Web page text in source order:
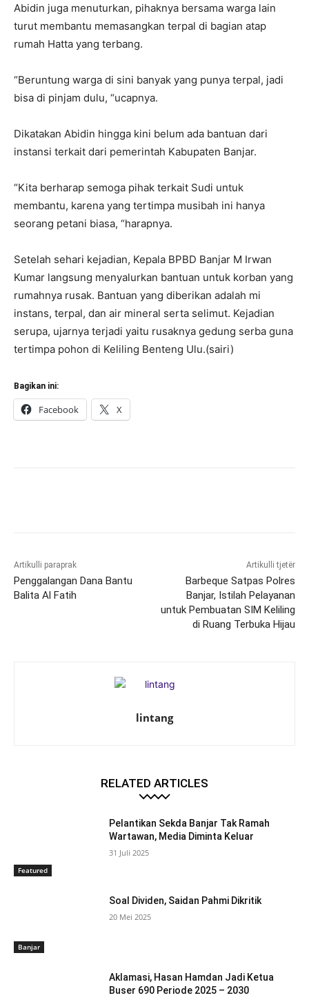
Abidin juga menuturkan, pihaknya bersama warga lain
turut membantu memasangkan terpal di bagian atap
rumah Hatta yang terbang.
“Beruntung warga di sini banyak yang punya terpal, jadi
bisa di pinjam dulu, “ucapnya.
Dikatakan Abidin hingga kini belum ada bantuan dari
instansi terkait dari pemerintah Kabupaten Banjar.
“Kita berharap semoga pihak terkait Sudi untuk
membantu, karena yang tertimpa musibah ini hanya
seorang petani biasa, “harapnya.
Setelah sehari kejadian, Kepala BPBD Banjar M Irwan
Kumar langsung menyalurkan bantuan untuk korban yang
rumahnya rusak. Bantuan yang diberikan adalah mi
instans, terpal, dan air mineral serta selimut. Kejadian
serupa, ujarnya terjadi yaitu rusaknya gedung serba guna
tertimpa pohon di Keliling Benteng Ulu.(sairi)
Bagikan ini:
Facebook X
Artikulli paraprak
Penggalangan Dana Bantu
Balita Al Fatih
Artikulli tjetër
Barbeque Satpas Polres
Banjar, Istilah Pelayanan
untuk Pembuatan SIM Keliling
di Ruang Terbuka Hijau
lintang
RELATED ARTICLES
Featured
Pelantikan Sekda Banjar Tak Ramah
Wartawan, Media Diminta Keluar
31 Juli 2025
Banjar
Soal Dividen, Saidan Pahmi Dikritik
20 Mei 2025
Aklamasi, Hasan Hamdan Jadi Ketua
Buser 690 Periode 2025 – 2030